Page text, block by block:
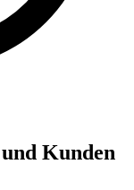
Kunden